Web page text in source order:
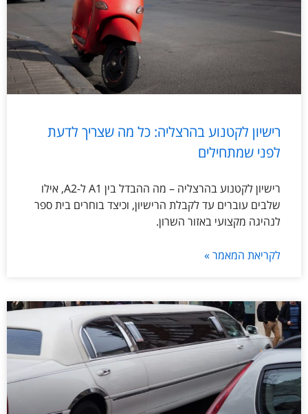
רישיון לקטנוע בהרצליה: כל מה שצריך לדעת
לפני שמתחילים
רישיון לקטנוע בהרצליה – מה ההבדל בין A1 ל-A2, אילו
שלבים עוברים עד לקבלת הרישיון, וכיצד בוחרים בית ספר
לנהיגה מקצועי באזור השרון.
לקריאת המאמר »